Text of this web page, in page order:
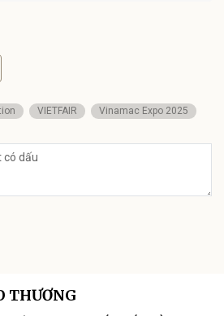
VIETFAIR Vinamac Expo 2025
THƯƠNG